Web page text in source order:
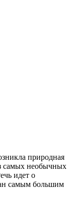
природная
самых необычных
идет о
самым большим